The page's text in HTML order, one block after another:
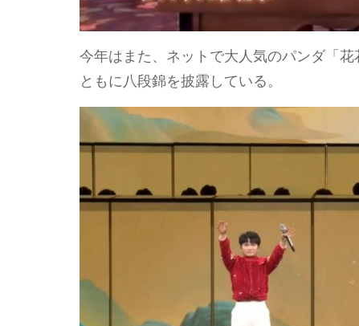
今年はまた、ネットで大人気のパンダ「
ともに八段錦を披露している。